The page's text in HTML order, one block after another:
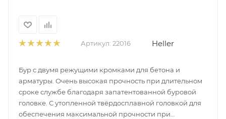
Артикул: 22016 Heller
Бур с двумя режущими кромками для бетона и
арматуры. Очень высокая прочность при длительном
сроке службе благодаря запатентованной буровой
головке. С утопленной твёрдосплавной головкой для
обеспечения максимальной прочности при